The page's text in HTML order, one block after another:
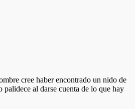
cree haber encontrado un nido de
palidece al darse cuenta de lo que hay